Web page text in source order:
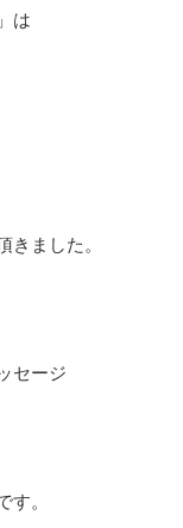
は
きました。
セージ
す。